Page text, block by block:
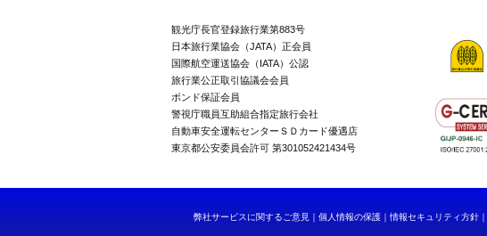
観光庁長官登録旅行業第883号
日本旅行業協会（JATA）正会員
国際航空運送協会（IATA）公認
旅行業公正取引協議会会員
ボンド保証会員
警視庁職員互助組合指定旅行会社
自動車安全運転センターＳＤカード優遇店
東京都公安委員会許可 第301052421434号
弊社サービスに関するご意見 個人情報の保護 情報セキュリティ方針